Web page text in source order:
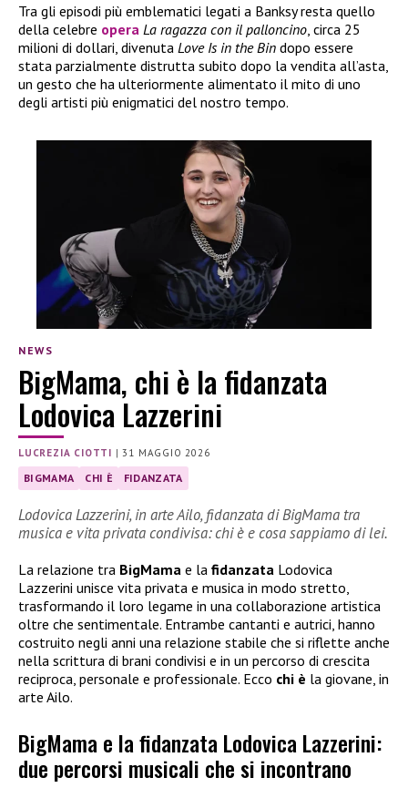
Tra gli episodi più emblematici legati a Banksy resta quello
della celebre opera La ragazza con il palloncino , circa 25
milioni di dollari, divenuta Love Is in the Bin dopo essere
stata parzialmente distrutta subito dopo la vendita all’asta,
un gesto che ha ulteriormente alimentato il mito di uno
degli artisti più enigmatici del nostro tempo.
NEWS
BigMama, chi è la fidanzata
Lodovica Lazzerini
LUCREZIA CIOTTI |31 MAGGIO 2026
BIGMAMA CHI È FIDANZATA
Lodovica Lazzerini, in arte Ailo, fidanzata di BigMama tra
musica e vita privata condivisa: chi è e cosa sappiamo di lei.
La relazione tra BigMama e la fidanzata Lodovica
Lazzerini unisce vita privata e musica in modo stretto,
trasformando il loro legame in una collaborazione artistica
oltre che sentimentale. Entrambe cantanti e autrici, hanno
costruito negli anni una relazione stabile che si riflette anche
nella scrittura di brani condivisi e in un percorso di crescita
reciproca, personale e professionale. Ecco chi è la giovane, in
arte Ailo.
BigMama e la fidanzata Lodovica Lazzerini:
due percorsi musicali che si incontrano